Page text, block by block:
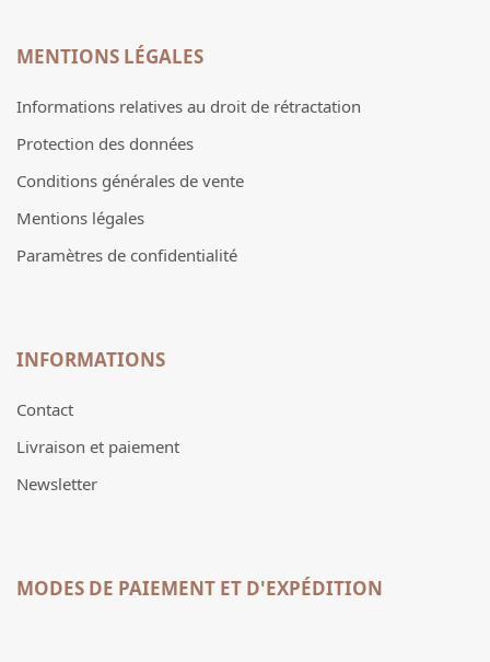
MENTIONS LÉGALES
Informations relatives au droit de rétractation
Protection des données
Conditions générales de vente
Mentions légales
Paramètres de confidentialité
INFORMATIONS
Contact
Livraison et paiement
Newsletter
MODES DE PAIEMENT ET D'EXPÉDITION